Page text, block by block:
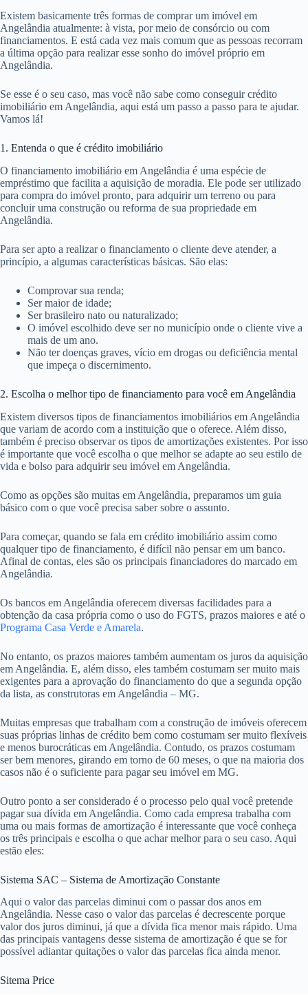
Existem basicamente três formas de comprar um imóvel em
Angelândia atualmente: à vista, por meio de consórcio ou com
financiamentos. E está cada vez mais comum que as pessoas recorram
a última opção para realizar esse sonho do imóvel próprio em
Angelândia.
Se esse é o seu caso, mas você não sabe como conseguir crédito
imobiliário em Angelândia, aqui está um passo a passo para te ajudar.
Vamos lá!
1. Entenda o que é crédito imobiliário
O financiamento imobiliário em Angelândia é uma espécie de
empréstimo que facilita a aquisição de moradia. Ele pode ser utilizado
para compra do imóvel pronto, para adquirir um terreno ou para
concluir uma construção ou reforma de sua propriedade em
Angelândia.
Para ser apto a realizar o financiamento o cliente deve atender, a
princípio, a algumas características básicas. São elas:
Comprovar sua renda;
Ser maior de idade;
Ser brasileiro nato ou naturalizado;
O imóvel escolhido deve ser no município onde o cliente vive a
mais de um ano.
Não ter doenças graves, vício em drogas ou deficiência mental
que impeça o discernimento.
2. Escolha o melhor tipo de financiamento para você em Angelândia
Existem diversos tipos de financiamentos imobiliários em Angelândia
que variam de acordo com a instituição que o oferece. Além disso,
também é preciso observar os tipos de amortizações existentes. Por isso
é importante que você escolha o que melhor se adapte ao seu estilo de
vida e bolso para adquirir seu imóvel em Angelândia.
Como as opções são muitas em Angelândia, preparamos um guia
básico com o que você precisa saber sobre o assunto.
Para começar, quando se fala em crédito imobiliário assim como
qualquer tipo de financiamento, é difícil não pensar em um banco.
Afinal de contas, eles são os principais financiadores do marcado em
Angelândia.
Os bancos em Angelândia oferecem diversas facilidades para a
obtenção da casa própria como o uso do FGTS, prazos maiores e até o
Programa Casa Verde e Amarela.
No entanto, os prazos maiores também aumentam os juros da aquisição
em Angelândia. E, além disso, eles também costumam ser muito mais
exigentes para a aprovação do financiamento do que a segunda opção
da lista, as construtoras em Angelândia – MG.
Muitas empresas que trabalham com a construção de imóveis oferecem
suas próprias linhas de crédito bem como costumam ser muito flexíveis
e menos burocráticas em Angelândia. Contudo, os prazos costumam
ser bem menores, girando em torno de 60 meses, o que na maioria dos
casos não é o suficiente para pagar seu imóvel em MG.
Outro ponto a ser considerado é o processo pelo qual você pretende
pagar sua dívida em Angelândia. Como cada empresa trabalha com
uma ou mais formas de amortização é interessante que você conheça
os três principais e escolha o que achar melhor para o seu caso. Aqui
estão eles:
Sistema SAC – Sistema de Amortização Constante
Aqui o valor das parcelas diminui com o passar dos anos em
Angelândia. Nesse caso o valor das parcelas é decrescente porque
valor dos juros diminui, já que a dívida fica menor mais rápido. Uma
das principais vantagens desse sistema de amortização é que se for
possível adiantar quitações o valor das parcelas fica ainda menor.
Sitema Price